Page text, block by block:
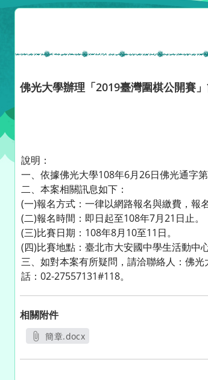
佛光大學辦理「2019臺灣圍棋公開賽」
說明：
一、依據佛光大學108年6月26日佛光通字
二、本案相關訊息如下：
(一)報名方式：一律以網路報名與繳費，報
(二)報名時間：即日起至108年7月21日止。
(三)比賽日期：108年8月10至11日。
(四)比賽地點：臺北市大安國中學生活動中心
三、如對本案有所疑問，請洽聯絡人：佛
話：02-27557131#118。
相關附件
簡章.docx